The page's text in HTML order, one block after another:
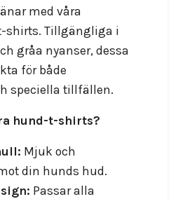
med våra
shirts. Tillgängliga i
gråa nyanser, dessa
för både
speciella tillfällen.
hund-t-shirts?
Mjuk och
din hunds hud.
Passar alla